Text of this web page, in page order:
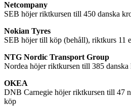
Netcompany
SEB höjer riktkursen till 450 danska
Nokian Tyres
SEB höjer till köp (behåll), riktkurs 11
NTG Nordic Transport Group
Nordea höjer riktkursen till 385
OKEA
DNB Carnegie höjer riktkursen till 47
köp